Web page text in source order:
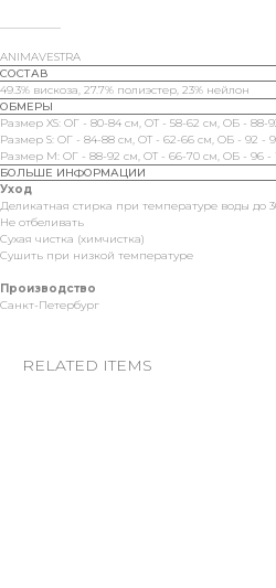
ANIMAVESTRA
СОСТАВ
49.3% вискоза, 27.7% полиэстер, 23% нейлон
ОБМЕРЫ
Размер XS: ОГ - 80-84 см, ОТ - 58-62 см, ОБ - 88-
Размер S: ОГ - 84-88 см, ОТ - 62-66 см, ОБ - 92 -
Размер M: ОГ - 88-92 см, ОТ - 66-70 см, ОБ - 96 -
БОЛЬШЕ ИНФОРМАЦИИ
Уход
Деликатная стирка при температуре воды до
Не отбеливать
Сухая чистка (химчистка)
Сушить при низкой температуре
Производство
Санкт-Петербург
RELATED ITEMS